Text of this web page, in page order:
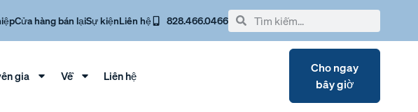
Cửa hàng bán lạiSự kiệnLiên hệ 828.466.0466
gia Về Liên hệ
Cho ngay
bây giờ